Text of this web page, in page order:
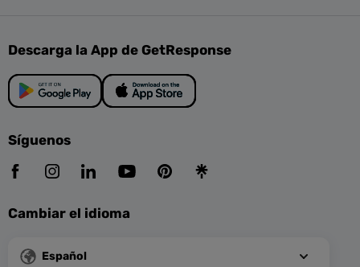
Descarga la App de GetResponse
Síguenos
Cambiar el idioma
Español